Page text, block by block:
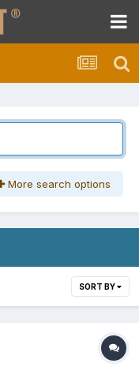
More search options
SORT BY